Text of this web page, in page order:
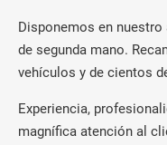
Disponemos en nuestro
de segunda mano.
vehículos y de cientos
Experiencia,
magnífica atención al